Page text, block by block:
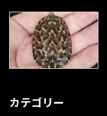
カテゴリー